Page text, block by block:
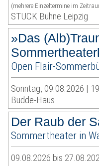
(mehrere Einzeltermine im
STUCK Bühne Leipzig
»Das
Open Flair-
Sonntag, 09.08.2026 |
Budde-Haus
Der Raub der
Sommertheater in
09.08.2026 bis